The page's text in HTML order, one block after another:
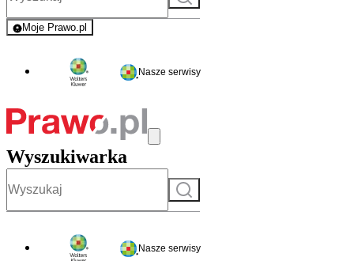
Moje Prawo.pl
- rejestracja i logowanie do serwisu
Nasze serwisy
Wyszukiwarka
Szukaj
Nasze serwisy